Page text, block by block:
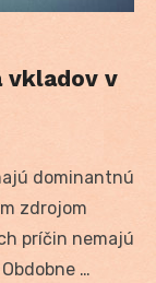
vkladov v
dominantnú
zdrojom
príčin nemajú
…